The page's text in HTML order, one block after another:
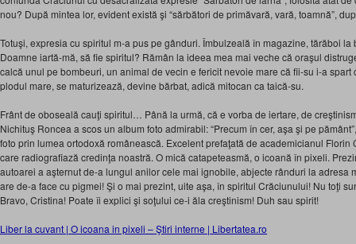
nou? După mintea lor, evident există şi “sărbători de primăvară, vară, toamnă”,
Totuşi, expresia cu spiritul m-a pus pe gânduri. Îmbulzeală în magazine, tărăboi
Doamne iartă-mă, să fie spiritul? Rămân la ideea mea mai veche că oraşul
calcă unul pe bombeuri, un animal de vecin e fericit nevoie mare că fii-su i-a
plodul mare, se maturizează, devine bărbat, adică mitocan ca taică-su.
Frânt de oboseală cauţi spiritul… Până la urmă, că e vorba de iertare, de
Nichituş Roncea a scos un album foto admirabil: “Precum în cer, aşa şi pe
foto prin lumea ortodoxă românească. Excelent prefaţată de academicianul
care radiografiază credinţa noastră. O mică catapeteasmă, o icoană în pixeli.
autoarei a aşternut de-a lungul anilor cele mai ignobile, abjecte rânduri la adresa
are de-a face cu pigmei! Şi o mai prezint, uite aşa, în spiritul Crăciunului! Nu toţi
Bravo, Cristina! Poate îi explici şi soţului ce-i ăla creştinism! Duh sau spirit!
Liber la cuvant | O icoana in pixeli – Ştiri interne | Libertatea.ro